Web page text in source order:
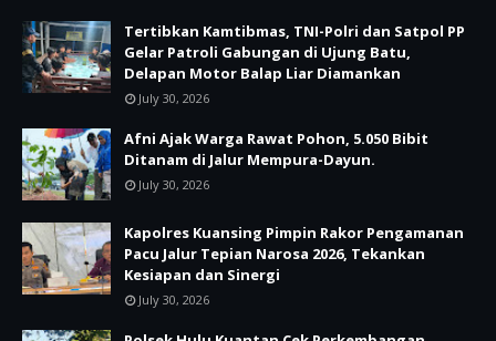
Tertibkan Kamtibmas, TNI-Polri dan Satpol PP
Gelar Patroli Gabungan di Ujung Batu,
Delapan Motor Balap Liar Diamankan
July 30, 2026
Afni Ajak Warga Rawat Pohon, 5.050 Bibit
Ditanam di Jalur Mempura-Dayun.
July 30, 2026
Kapolres Kuansing Pimpin Rakor Pengamanan
Pacu Jalur Tepian Narosa 2026, Tekankan
Kesiapan dan Sinergi
July 30, 2026